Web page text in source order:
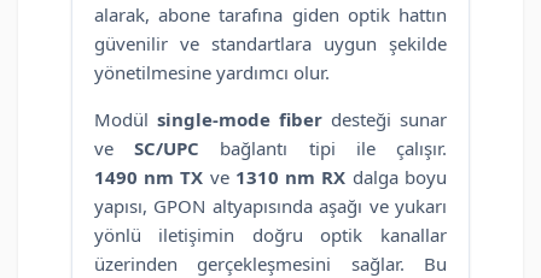
alarak, abone tarafına giden optik hattın
güvenilir ve standartlara uygun şekilde
yönetilmesine yardımcı olur.
Modül single-mode fiber desteği sunar
veSC/UPC bağlantı tipi ile çalışır.
1490 nm TX ve 1310 nm RX dalga boyu
yapısı, GPON altyapısında aşağı ve yukarı
yönlü iletişimin doğru optik kanallar
üzerinden gerçekleşmesini sağlar. Bu